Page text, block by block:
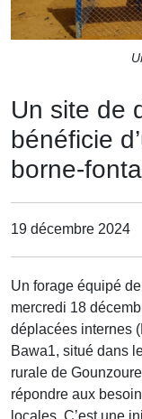
Un site de
bénéficie
borne-
19 décembre 2024
Un forage équipé
mercredi 18
déplacées internes
Bawa1, situé dans
rurale de
répondre aux
locales. C’est une